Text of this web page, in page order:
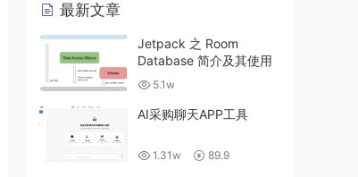
最新文章
Jetpack 之 Room
Database 简介及其使用
5.1w
AI采购聊天APP工具
1.31w 89.9